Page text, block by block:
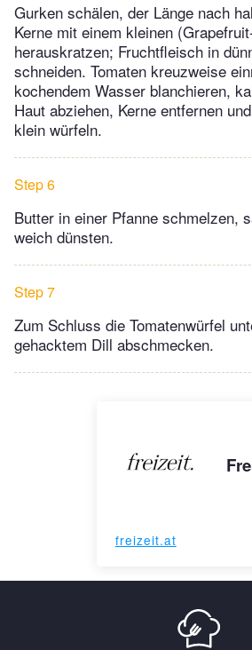
Gurken schälen, der Länge nach
Kerne mit einem kleinen
herauskratzen; Fruchtfleisch in
schneiden. Tomaten kreuzweise
kochendem Wasser blanchieren,
Haut abziehen, Kerne entfernen
klein würfeln.
Step 6
Butter in einer Pfanne schmelzen,
weich dünsten.
Step 7
Zum Schluss die Tomatenwürfel
gehacktem Dill abschmecken.
freizeit.at